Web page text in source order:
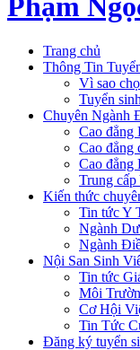
Phạm
Trang chủ
Thông Tin
Vì sao
Tuyển
Chuyên Ngành
Cao đẳng
Cao đẳng
Cao đẳng
Trung
Kiến thức
Tin tức Y
Ngành
Ngành
Nội San Sinh
Tin tức
Môi
Cơ Hội
Tin Tức
Đăng ký tuyển